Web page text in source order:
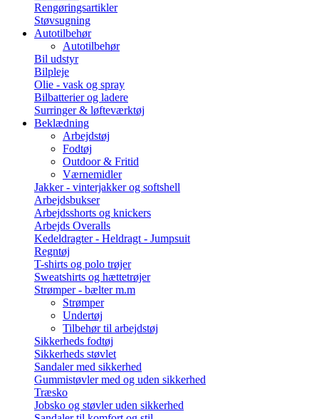
Rengøringsartikler
Støvsugning
Autotilbehør
Autotilbehør
Bil udstyr
Bilpleje
Olie - vask og spray
Bilbatterier og ladere
Surringer & løfteværktøj
Beklædning
Arbejdstøj
Fodtøj
Outdoor & Fritid
Værnemidler
Jakker - vinterjakker og softshell
Arbejdsbukser
Arbejdsshorts og knickers
Arbejds Overalls
Kedeldragter - Heldragt - Jumpsuit
Regntøj
T-shirts og polo trøjer
Sweatshirts og hættetrøjer
Strømper - bælter m.m
Strømper
Undertøj
Tilbehør til arbejdstøj
Sikkerheds fodtøj
Sikkerheds støvlet
Sandaler med sikkerhed
Gummistøvler med og uden sikkerhed
Træsko
Jobsko og støvler uden sikkerhed